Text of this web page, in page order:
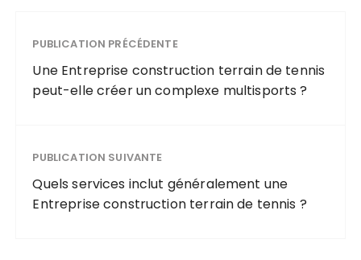
PUBLICATION PRÉCÉDENTE
Une Entreprise construction terrain de tennis
peut-elle créer un complexe multisports ?
PUBLICATION SUIVANTE
Quels services inclut généralement une
Entreprise construction terrain de tennis ?